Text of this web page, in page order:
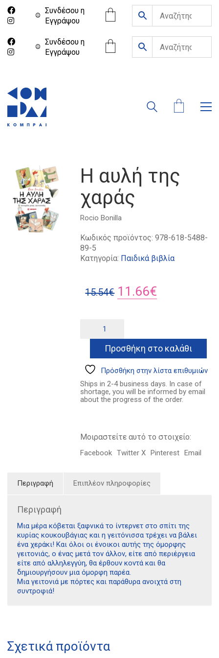
Συνδέσου η
Eγγράψου
Συνδέσου η
Eγγράψου
Η αυλή της
χαράς
Rocio Bonilla
Κωδικός προϊόντος:978-618-5488-
89-5
Κατηγορία: Παιδικά βιβλία
15.54€ Original
15.54€.
11.66€
είναι:
11.66€.
της
ποσότητα
Προσθήκη στο καλάθι
Πρόσθήκη στην λίστα επιθυμιών
Ships in 2-4 business days. In case of
shortage, you will be informed by email
about the progress of the order.
Μοιραστείτε αυτό το στοιχείο:
Facebook Twitter X Pinterest Email
Περιγραφή Επιπλέον πληροφορίες
Περιγραφή
Μια μέρα κόβεται ξαφνικά το ίντερνετ στο σπίτι της
κυρίας κουκουβάγιας και η γειτόνισσα τρέχει να βάλει
ένα χεράκι! Και όλοι οι ένοικοι αυτής της όμορφης
γειτονιάς, ο ένας μετά τον άλλον, είτε από περιέργεια
είτε από αλληλεγγύη, θα έρθουν κοντά και θα
δημιουργήσουν μια όμορφη παρέα.
Μια γειτονιά με πόρτες και παράθυρα ανοιχτά στη
συντροφιά!
Σχετικά προϊόντα
21 1750 8340